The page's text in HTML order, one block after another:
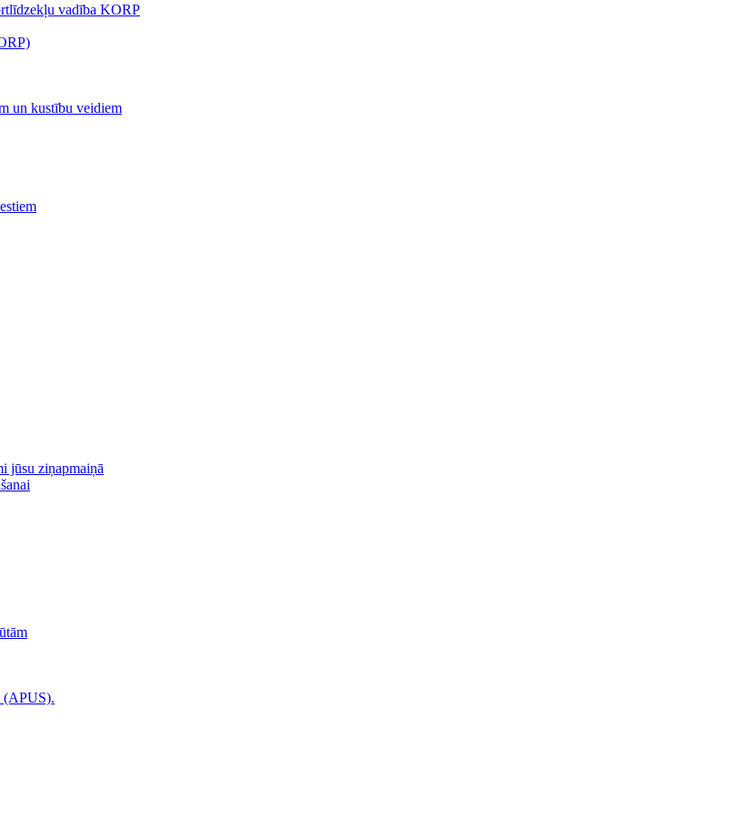
vadība KORP
un kustību veidiem
jūsu ziņapmaiņā
(APUS).